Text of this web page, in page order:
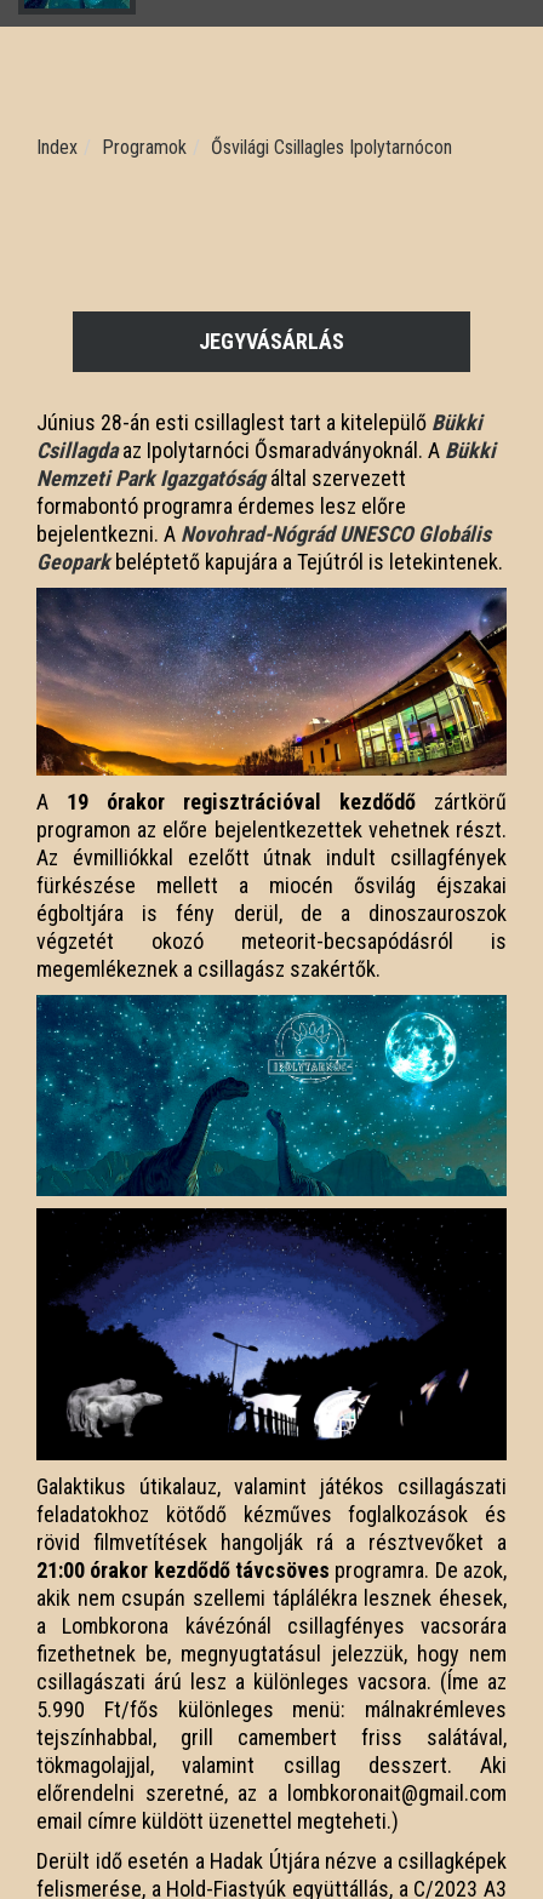
Index Programok Ősvilági Csillagles Ipolytarnócon
JEGYVÁSÁRLÁS
Június 28-án esti csillaglest tart a kitelepülő Bükki
Csillagdaaz Ipolytarnóci Ősmaradványoknál. A Bükki
Nemzeti Park Igazgatóságáltal szervezett
formabontó programra érdemes lesz előre
bejelentkezni. A Novohrad-Nógrád UNESCO Globális
Geoparkbeléptető kapujára a Tejútról is letekintenek.
A 19 órakor regisztrációval kezdődő zártkörű
programon az előre bejelentkezettek vehetnek részt.
Az évmilliókkal ezelőtt útnak indult csillagfények
fürkészése mellett a miocén ősvilág éjszakai
égboltjára is fény derül, de a dinoszauroszok
végzetét okozó meteorit-becsapódásról is
megemlékeznek a csillagász szakértők.
Galaktikus útikalauz, valamint játékos csillagászati
feladatokhoz kötődő kézműves foglalkozások és
rövid filmvetítések hangolják rá a résztvevőket a
21:00 órakor kezdődő távcsöves programra. De azok,
akik nem csupán szellemi táplálékra lesznek éhesek,
a Lombkorona kávézónál csillagfényes vacsorára
fizethetnek be, megnyugtatásul jelezzük, hogy nem
csillagászati árú lesz a különleges vacsora. (Íme az
5.990 Ft/fős különleges menü: málnakrémleves
tejszínhabbal, grill camembert friss salátával,
tökmagolajjal, valamint csillag desszert. Aki
előrendelni szeretné, az a lombkoronait@gmail.com
email címre küldött üzenettel megteheti.)
Derült idő esetén a Hadak Útjára nézve a csillagképek
felismerése, a Hold-Fiastyúk együttállás, a C/2023 A3